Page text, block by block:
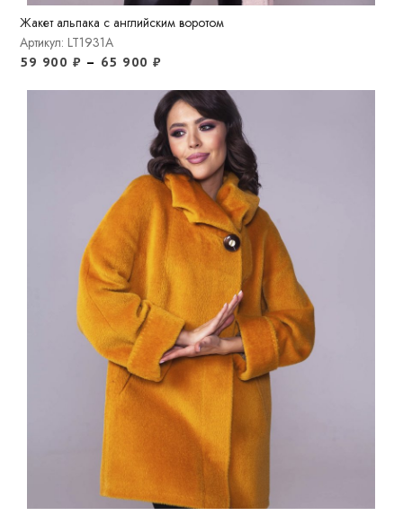
Жакет альпака с английским воротом
Артикул: LT1931A
59 900 ₽ – 65 900₽